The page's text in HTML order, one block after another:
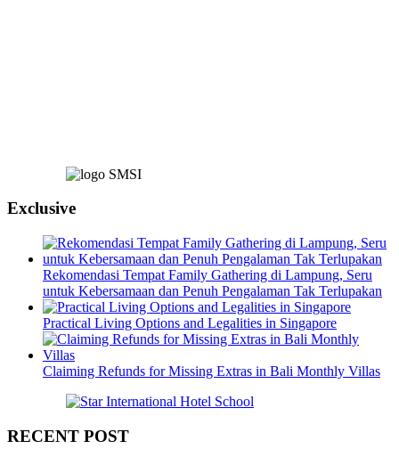
Exclusive
Rekomendasi Tempat Family Gathering di Lampung, Seru
untuk Kebersamaan dan Penuh Pengalaman Tak Terlupakan
Practical Living Options and Legalities in Singapore
Claiming Refunds for Missing Extras in Bali Monthly Villas
RECENT POST